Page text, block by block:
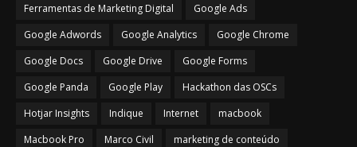
Ferramentas de Marketing Digital
Google Ads
Google Adwords
Google Analytics
Google Chrome
Google Docs
Google Drive
Google Forms
Google Panda
Google Play
Hackathon das OSCs
Hotjar Insights
Indique Internet
macbook
Macbook Pro
Marco Civil
marketing de conteúdo